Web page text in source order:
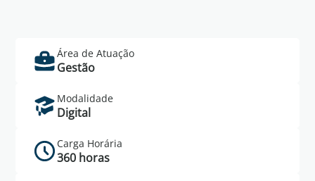
Área de Atuação
Gestão
Modalidade
Digital
Carga Horária
360 horas
informações do curso de Auditoria e